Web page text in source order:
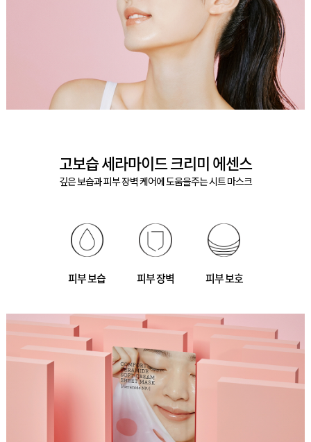
고보습 세라마이드 크리미 에센스
깊은 보습과 피부 장벽 케어에 도움을주는 시트 마스크
피부 보습 피부 장벽 피부 보호